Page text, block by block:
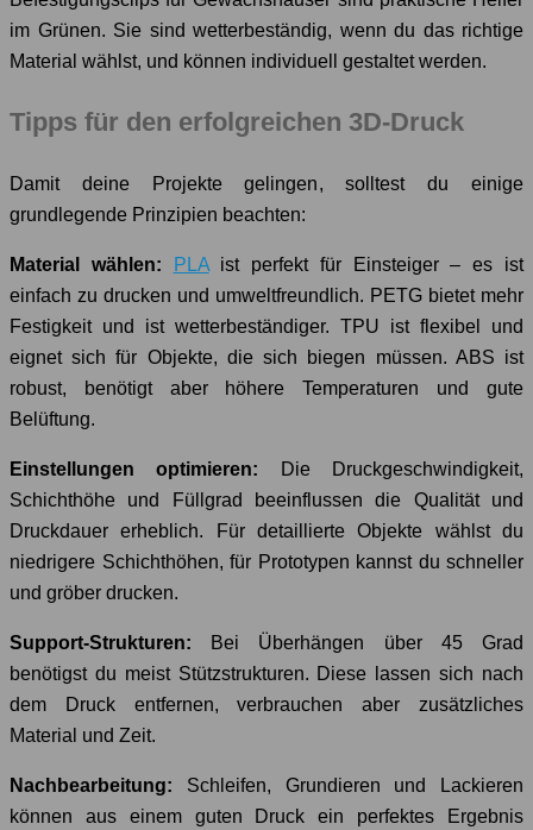
im Grünen. Sie sind wetterbeständig, wenn du das richtige
Material wählst, und können individuell gestaltet werden.
Tipps für den erfolgreichen 3D-Druck
Damit deine Projekte gelingen, solltest du einige
grundlegende Prinzipien beachten:
Material wählen: PLAist perfekt für Einsteiger – es ist
einfach zu drucken und umweltfreundlich. PETG bietet mehr
Festigkeit und ist wetterbeständiger. TPU ist flexibel und
eignet sich für Objekte, die sich biegen müssen. ABS ist
robust, benötigt aber höhere Temperaturen und gute
Belüftung.
Einstellungen optimieren: Die Druckgeschwindigkeit,
Schichthöhe und Füllgrad beeinflussen die Qualität und
Druckdauer erheblich. Für detaillierte Objekte wählst du
niedrigere Schichthöhen, für Prototypen kannst du schneller
und gröber drucken.
Support-Strukturen: Bei Überhängen über 45 Grad
benötigst du meist Stützstrukturen. Diese lassen sich nach
dem Druck entfernen, verbrauchen aber zusätzliches
Material und Zeit.
Nachbearbeitung: Schleifen, Grundieren und Lackieren
können aus einem guten Druck ein perfektes Ergebnis